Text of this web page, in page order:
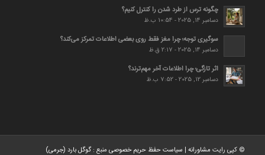
چگونه ترس از طرد شدن را کنترل کنیم؟
دسامبر 14, 2025 - 10:54 ب.ظ
سوگیری توجه؛ چرا مغز فقط روی بعضی اطلاعات تمرکز می‌کند؟
دسامبر 14, 2025 - 2:17 ق.ظ
اثر تازگی؛ چرا اطلاعات آخر مهم‌ترند؟
دسامبر 12, 2025 - 7:52 ب.ظ
© کپی رایت مشاورانه| سیاست حفظ حریم خصوصیمنبع :گوگل بارد (جرمی)